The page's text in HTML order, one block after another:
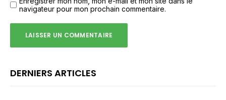
navigateur pour mon prochain commentaire.
DERNIERS ARTICLES